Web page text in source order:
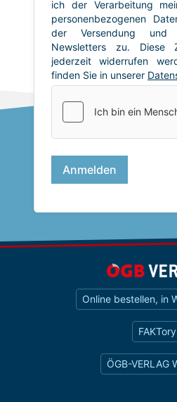
Online bestellen, in
FAKTory
ÖGB-VERLAG